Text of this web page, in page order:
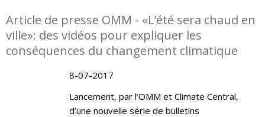
Article de presse OMM - «L’été sera chaud en
ville»: des vidéos pour expliquer les
conséquences du changement climatique
8-07-2017
Lancement, par l’OMM et Climate Central,
d’une nouvelle série de bulletins